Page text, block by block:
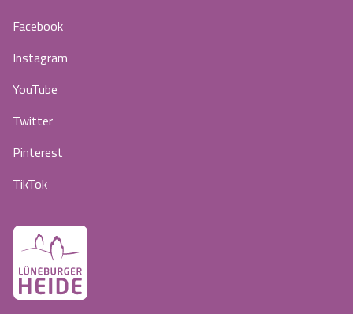
Facebook
Instagram
YouTube
Twitter
Pinterest
TikTok